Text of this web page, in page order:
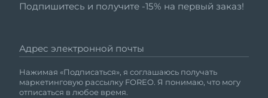
Подпишитесь и получите -15% на первый заказ!
Адрес электронной почты
Нажимая «Подписаться», я соглашаюсь получать
маркетинговую рассылку FOREO. Я понимаю, что могу
отписаться в любое время.